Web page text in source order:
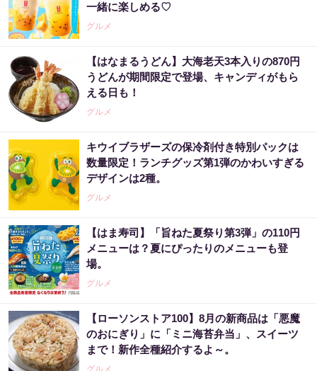
一緒に楽しめる♡
グルメ
【はなまるうどん】大海老天3本入りの870円
うどんが期間限定で登場、キャンディがもら
える日も！
グルメ
キウイブラザーズの保冷剤付き特別パックは
数量限定！ランチグッズ第1弾のかわいすぎる
デザインは2種。
グルメ
【はま寿司】「旨ねた夏祭り第3弾」の110円
メニューは？夏にぴったりのメニューも登
場。
グルメ
【ローソンストア100】8月の新商品は「悪魔
のおにぎり」に「ミニ海苔弁当」、スイーツ
まで！新作全種紹介するよ～。